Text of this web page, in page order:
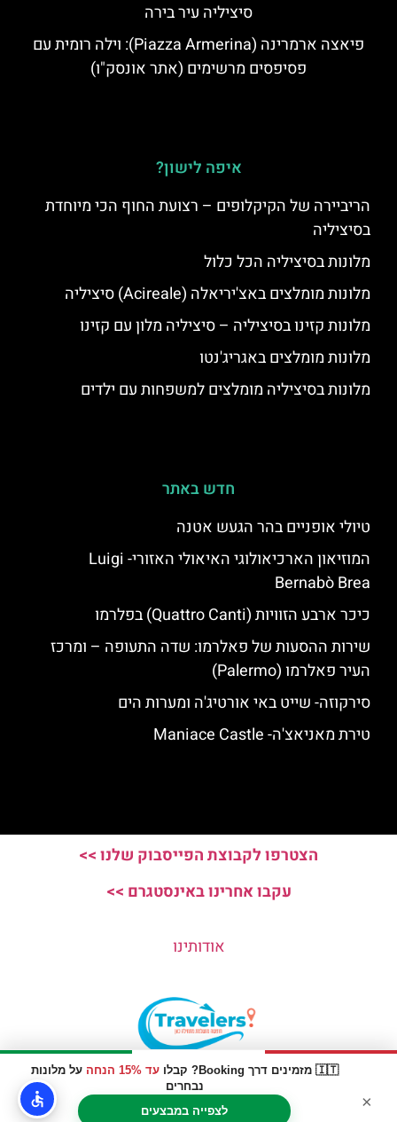
🇮🇹 מזמינים דרך Booking? קבלו עד 15% הנחה
על מלונות
נבחרים
לצפייה במבצעים
×
סיציליה עיר בירה
פיאצה ארמרינה (Piazza Armerina): וילה רומית עם
פסיפסים מרשימים (אתר אונסק"ו)
איפה לישון?
הריביירה של הקיקלופים – רצועת החוף הכי מיוחדת
בסיציליה
מלונות בסיציליה הכל כלול
מלונות מומלצים באצ'יריאלה (Acireale) סיציליה
מלונות קזינו בסיציליה – סיציליה מלון עם קזינו
מלונות מומלצים באגריג'נטו
מלונות בסיציליה מומלצים למשפחות עם ילדים
חדש באתר
טיולי אופניים בהר הגעש אטנה
המוזיאון הארכיאולוגי האיאולי האזורי- Luigi
Bernabò Brea
כיכר ארבע הזוויות (Quattro Canti) בפלרמו
שירות ההסעות של פאלרמו: שדה התעופה – ומרכז
העיר פאלרמו (Palermo)
סירקוזה- שייט באי אורטיג'ה ומערות הים
טירת מאניאצ'ה- Maniace Castle
הצטרפו לקבוצת הפייסבוק שלנו >>
עקבו אחרינו באינסטגרם >>
אודותינו
האתר הינו אתר המלצות מטיילים © כל הזכויות שמורות לסוכנות
TRAVELERS.CO.IL